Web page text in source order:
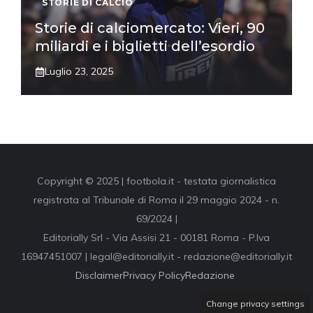
STORIE DI CALCIO
Storie di calciomercato: Vieri, 90
miliardi e i biglietti dell’esordio
Luglio 23, 2025
Copyright © 2025 | footbola.it - testata giornalistica
registrata al Tribunale di Roma il 29 maggio 2024 - n.
69/2024 |
Editorially Srl - Via Assisi 21 - 00181 Roma - P.Iva
16947451007 | legal@editorially.it - redazione@editorially.it
DisclaimerPrivacy PolicyRedazione
Change privacy settings